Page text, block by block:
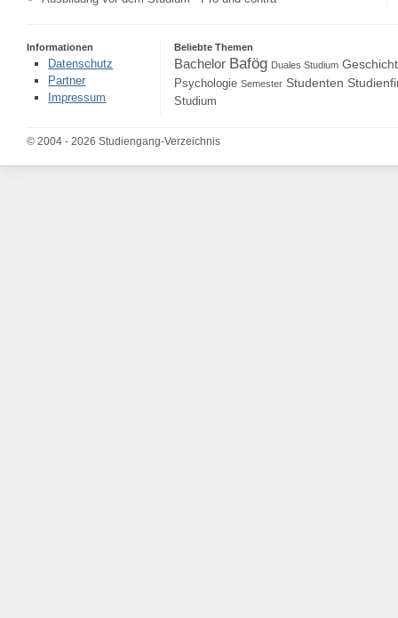
Informationen
Datenschutz
Partner
Impressum
Beliebte Themen
Bachelor Bafög Duales Studium
Psychologie Semester Studenten
Studium
© 2004 - 2026 Studiengang-Verzeichnis